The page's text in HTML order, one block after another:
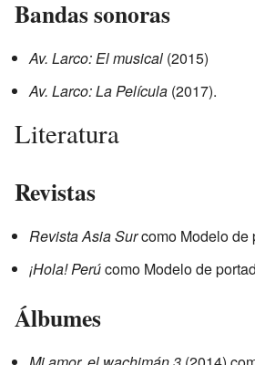
Bandas sonoras
Av. Larco: El musical (2015)
Av. Larco: La Película (2017).
Literatura
Revistas
Revista Asia Surcomo Modelo de
¡Hola! Perúcomo Modelo de
Álbumes